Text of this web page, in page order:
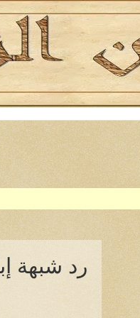
رد شبهة